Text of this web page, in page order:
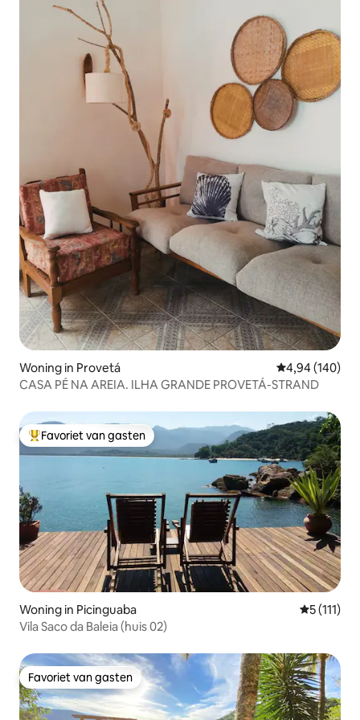
Woning in Provetá Gemiddelde
4,94 (140)
CASA PÉ NA AREIA. ILHA GRANDE PROVETÁ-STRAND
Topfavoriet van gasten
Favoriet van gasten
Woning in Picinguaba
5 (111)
Vila Saco da Baleia (huis 02)
Favoriet van gasten
Favoriet van gasten